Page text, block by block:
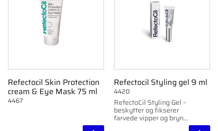
Refectocil Skin Protection
cream & Eye Mask 75 ml
4467
Refectocil Styling gel 9 ml
RefectoCil Styling Gel –
beskytter og fikserer
farvede vipper og bryn,
4420